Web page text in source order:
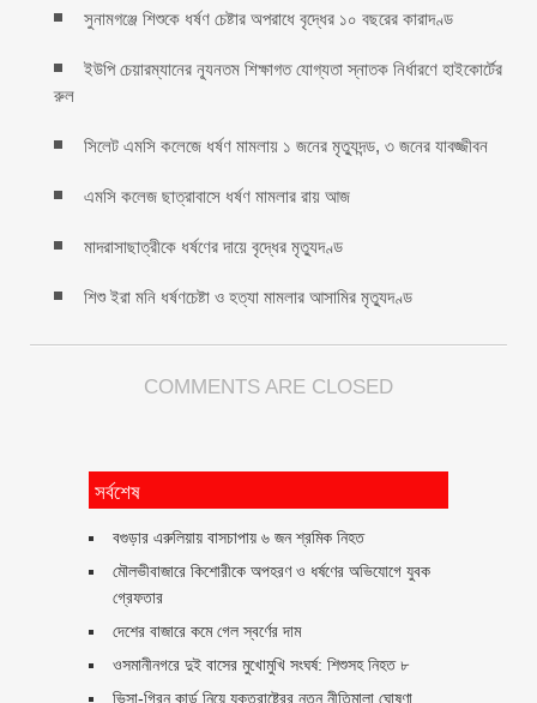
সুনামগঞ্জে শিশুকে ধর্ষণ চেষ্টার অপরাধে বৃদ্ধের ১০ বছরের কারাদণ্ড
ইউপি চেয়ারম্যানের ন্যূনতম শিক্ষাগত যোগ্যতা স্নাতক নির্ধারণে হাইকোর্টের
রুল
সিলেট এমসি কলেজে ধর্ষণ মামলায় ১ জনের মৃত্যুদন্ড, ৩ জনের যাবজ্জীবন
এমসি কলেজ ছাত্রাবাসে ধর্ষণ মামলার রায় আজ
মাদরাসাছাত্রীকে ধর্ষণের দায়ে বৃদ্ধের মৃত্যুদণ্ড
শিশু ইরা মনি ধর্ষণচেষ্টা ও হত্যা মামলার আসামির মৃত্যুদণ্ড
COMMENTS ARE CLOSED
সর্বশেষ
বগুড়ার এরুলিয়ায় বাসচাপায় ৬ জন শ্রমিক নিহত
মৌলভীবাজারে কিশোরীকে অপহরণ ও ধর্ষণের অভিযোগে যুবক
গ্রেফতার
দেশের বাজারে কমে গেল স্বর্ণের দাম
ওসমানীনগরে দুই বাসের মুখোমুখি সংঘর্ষ: শিশুসহ নিহত ৮
ভিসা-গ্রিন কার্ড নিয়ে যুক্তরাষ্ট্রের নতুন নীতিমালা ঘোষণা